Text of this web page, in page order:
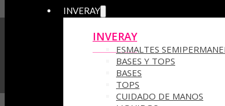
INVERAY
INVERAY
ESMALTES
BASES Y TOPS
BASES
TOPS
CUIDADO DE MANOS